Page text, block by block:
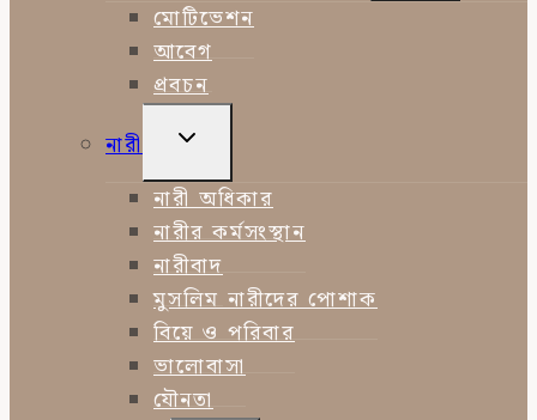
মোটিভেশন
আবেগ
প্রবচন
নারী
TOGGLE
MENU
নারী অধিকার
নারীর কর্মসংস্থান
নারীবাদ
মুসলিম নারীদের পোশাক
বিয়ে ও পরিবার
ভালোবাসা
যৌনতা